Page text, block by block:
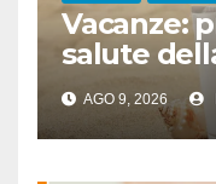
Vacanze:
salute
dicono le
AGO 9, 2026